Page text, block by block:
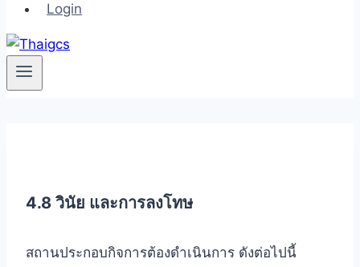
Login
4.8 วินัย และการลงโทษ
สถานประกอบกิจการต้องดำเนินการ ดังต่อไปนี้